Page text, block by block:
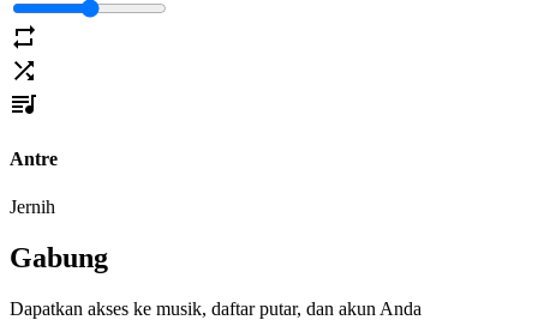
Antre
Jernih
Gabung
Dapatkan akses ke musik, daftar putar, dan akun Anda